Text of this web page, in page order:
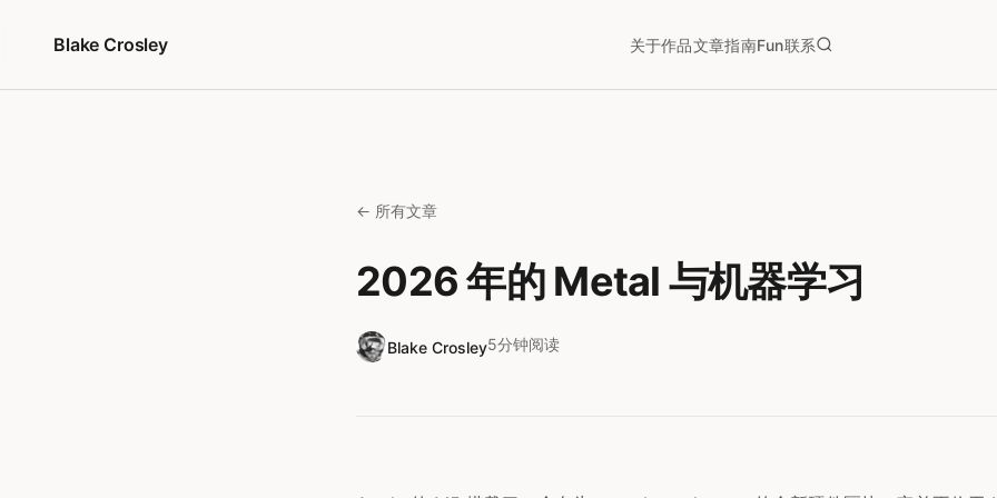
Blake Crosley
关于作品文章指南Fun联系
← 所有文章
2026 年的 Metal 与机器学习
Blake Crosley5分钟阅读